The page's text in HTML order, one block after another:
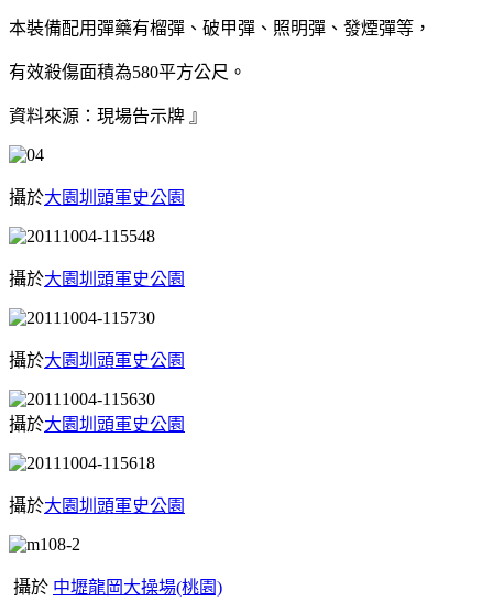
本裝備配用彈藥有榴彈、破甲彈、照明彈、發煙彈等，
有效殺傷面積為580平方公尺。
資料來源：現場告示牌 』
攝於大園圳頭軍史公園
攝於大園圳頭軍史公園
攝於大園圳頭軍史公園
攝於大園圳頭軍史公園
攝於大園圳頭軍史公園
攝於 中壢龍岡大操場(桃園)